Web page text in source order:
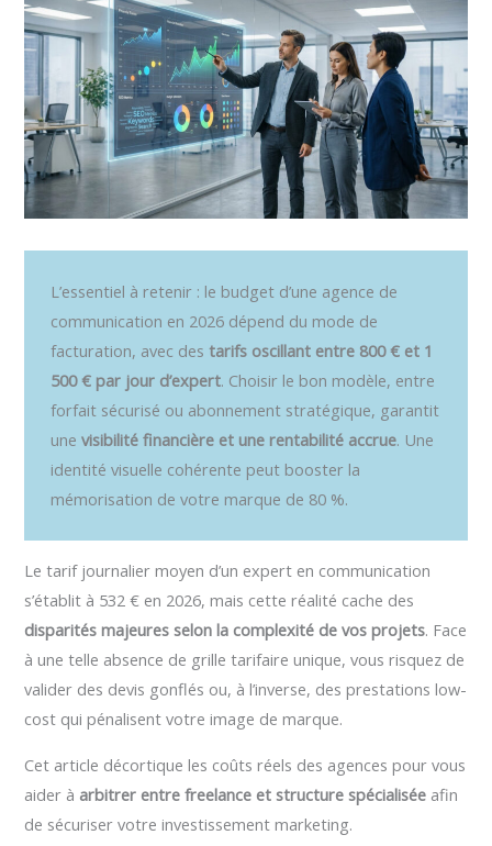
L’essentiel à retenir : le budget d’une agence de
communication en 2026 dépend du mode de
facturation, avec destarifs oscillant entre 800 € et 1
500 € par jour d’expert. Choisir le bon modèle, entre
forfait sécurisé ou abonnement stratégique, garantit
unevisibilité financière et une rentabilité accrue. Une
identité visuelle cohérente peut booster la
mémorisation de votre marque de 80 %.
Le tarif journalier moyen d’un expert en communication
s’établit à 532 € en 2026, mais cette réalité cache des
disparités majeures selon la complexité de vos projets. Face
à une telle absence de grille tarifaire unique, vous risquez de
valider des devis gonflés ou, à l’inverse, des prestations low-
cost qui pénalisent votre image de marque.
Cet article décortique les coûts réels des agences pour vous
aider à arbitrer entre freelance et structure spécialisée afin
de sécuriser votre investissement marketing.